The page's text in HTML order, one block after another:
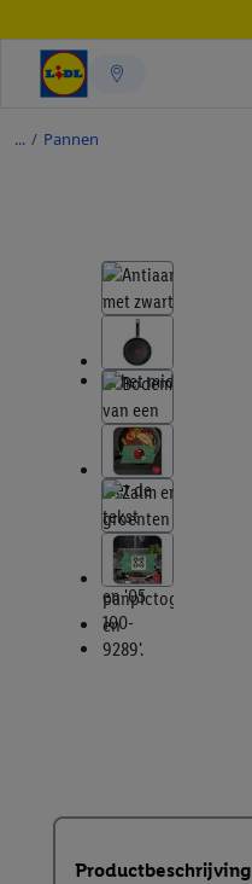
/ Pannen
Productbeschrijving